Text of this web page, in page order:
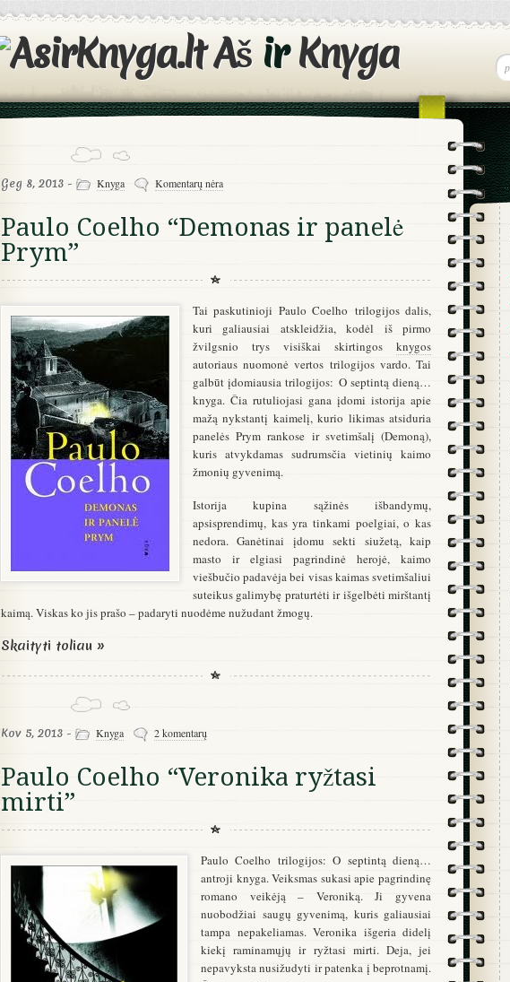
AširKnyga
Geg 8, 2013 - Knyga Komentarų nėra
Paulo Coelho “Demonas ir panelė
Prym”
Tai paskutinioji Paulo Coelho trilogijos dalis,
kuri galiausiai atskleidžia, kodėl iš pirmo
žvilgsnio trys visiškai skirtingos knygos
autoriaus nuomonė vertos trilogijos vardo. Tai
galbūt įdomiausia trilogijos: O septintą dieną…
knyga. Čia rutuliojasi gana įdomi istorija apie
mažą nykstantį kaimelį, kurio likimas atsiduria
panelės Prym rankose ir svetimšalį (Demoną),
kuris atvykdamas sudrumsčia vietinių kaimo
žmonių gyvenimą.
Istorija kupina sąžinės išbandymų,
apsisprendimų, kas yra tinkami poelgiai, o kas
nedora. Ganėtinai įdomu sekti siužetą, kaip
masto ir elgiasi pagrindinė herojė, kaimo
viešbučio padavėja bei visas kaimas svetimšaliui
suteikus galimybę praturtėti ir išgelbėti mirštantį
kaimą. Viskas ko jis prašo – padaryti nuodėme nužudant žmogų.
Skaityti toliau »
Kov 5, 2013 - Knyga 2 komentarų
Paulo Coelho “Veronika ryžtasi
mirti”
Paulo Coelho trilogijos: O septintą dieną…
antroji knyga. Veiksmas sukasi apie pagrindinę
romano veikėją – Veroniką. Ji gyvena
nuobodžiai saugų gyvenimą, kuris galiausiai
tampa nepakeliamas. Veronika išgeria didelį
kiekį raminamųjų ir ryžtasi mirti. Deja, jei
nepavyksta nusižudyti ir patenka į beprotnamį.